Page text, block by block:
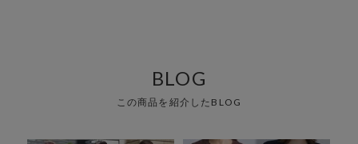
BLOG
この商品を紹介したBLOG